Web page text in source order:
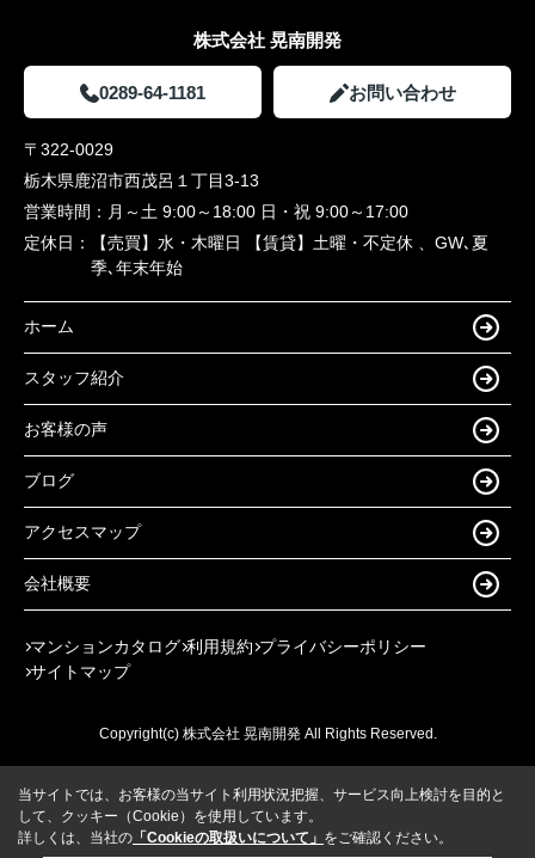
株式会社 晃南開発
0289-64-1181 お問い合わせ
〒322-0029
栃木県鹿沼市西茂呂１丁目3-13
営業時間： 月～土 9:00～18:00 日・祝 9:00～17:00
定休日：
【売買】水・木曜日 【賃貸】土曜・不定休 、GW､夏
季､年末年始
ホーム
スタッフ紹介
お客様の声
ブログ
アクセスマップ
会社概要
マンションカタログ 利用規約 プライバシーポリシー
サイトマップ
Copyright(c) 株式会社 晃南開発 All Rights Reserved.
当サイトでは、お客様の当サイト利用状況把握、サービス向上検討を目的と
して、クッキー（Cookie）を使用しています。
詳しくは、当社の 「Cookieの取扱いについて」 をご確認ください。